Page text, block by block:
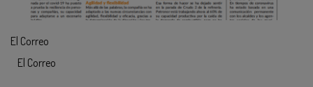
El Correo
El Correo